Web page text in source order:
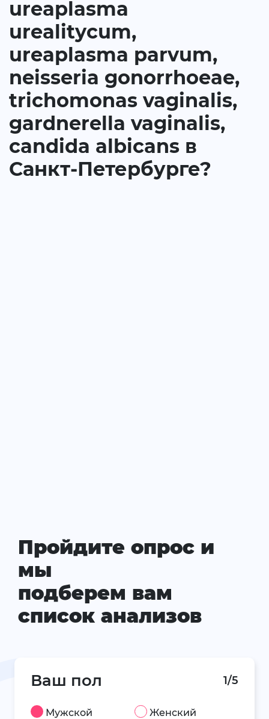
ureaplasma
urealitycum,
ureaplasma parvum,
neisseria gonorrhoeae,
trichomonas vaginalis,
gardnerella vaginalis,
candida albicans в
Санкт-Петербурге?
Пройдите опрос и
мы
подберем вам
список анализов
Ваш пол 1/5
Мужской Женский